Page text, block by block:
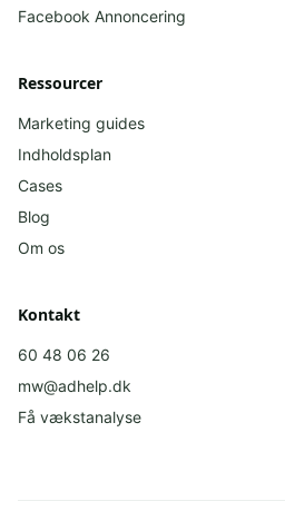
Facebook Annoncering
Ressourcer
Marketing guides
Indholdsplan
Cases
Blog
Om os
Kontakt
60 48 06 26
mw@adhelp.dk
Få vækstanalyse